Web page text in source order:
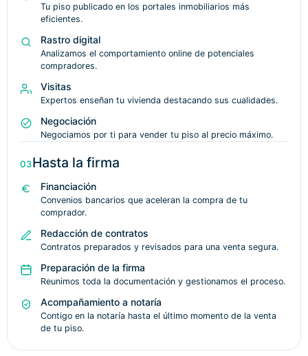
Tu piso publicado en los portales inmobiliarios más
eficientes.
Rastro digital
Analizamos el comportamiento online de potenciales
compradores.
Visitas
Expertos enseñan tu vivienda destacando sus cualidades.
Negociación
Negociamos por ti para vender tu piso al precio máximo.
03Hasta la firma
Financiación
Convenios bancarios que aceleran la compra de tu
comprador.
Redacción de contratos
Contratos preparados y revisados para una venta segura.
Preparación de la firma
Reunimos toda la documentación y gestionamos el proceso.
Acompañamiento a notaría
Contigo en la notaría hasta el último momento de la venta
de tu piso.